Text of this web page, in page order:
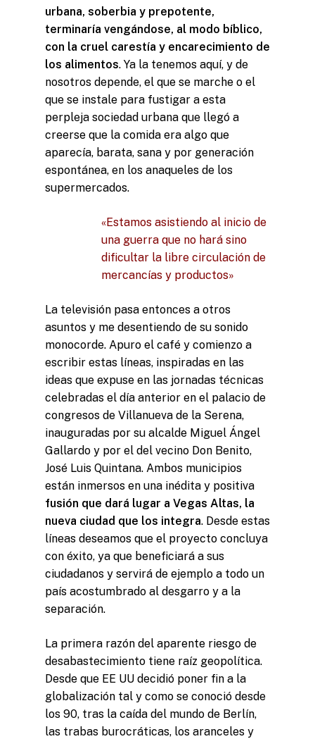
urbana, soberbia y prepotente,
terminaría vengándose, al modo bíblico,
con la cruel carestía y encarecimiento de
los alimentos. Ya la tenemos aquí, y de
nosotros depende, el que se marche o el
que se instale para fustigar a esta
perpleja sociedad urbana que llegó a
creerse que la comida era algo que
aparecía, barata, sana y por generación
espontánea, en los anaqueles de los
supermercados.
«Estamos asistiendo al inicio de
una guerra que no hará sino
dificultar la libre circulación de
mercancías y productos»
La televisión pasa entonces a otros
asuntos y me desentiendo de su sonido
monocorde. Apuro el café y comienzo a
escribir estas líneas, inspiradas en las
ideas que expuse en las jornadas técnicas
celebradas el día anterior en el palacio de
congresos de Villanueva de la Serena,
inauguradas por su alcalde Miguel Ángel
Gallardo y por el del vecino Don Benito,
José Luis Quintana. Ambos municipios
están inmersos en una inédita y positiva
fusión que dará lugar a Vegas Altas, la
nueva ciudad que los integra. Desde estas
líneas deseamos que el proyecto concluya
con éxito, ya que beneficiará a sus
ciudadanos y servirá de ejemplo a todo un
país acostumbrado al desgarro y a la
separación.
La primera razón del aparente riesgo de
desabastecimiento tiene raíz geopolítica.
Desde que EE UU decidió poner fin a la
globalización tal y como se conoció desde
los 90, tras la caída del mundo de Berlín,
las trabas burocráticas, los aranceles y